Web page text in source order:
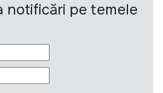
notificări pe temele